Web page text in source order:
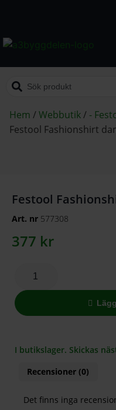
Hem /Webbutik/ -
Festool Fashionshirt
Festool
Art. nr 577308
377 kr
I butikslager. Skickas
Recensioner (0)
Det finns inga